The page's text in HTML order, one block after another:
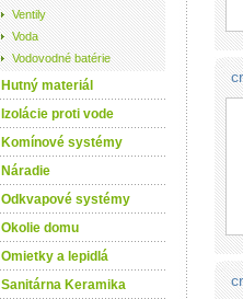
Ventily
Voda
Vodovodné batérie
Hutný materiál
Izolácie proti vode
Komínové systémy
Náradie
Odkvapové systémy
Okolie domu
Omietky a lepidlá
Sanitárna Keramika